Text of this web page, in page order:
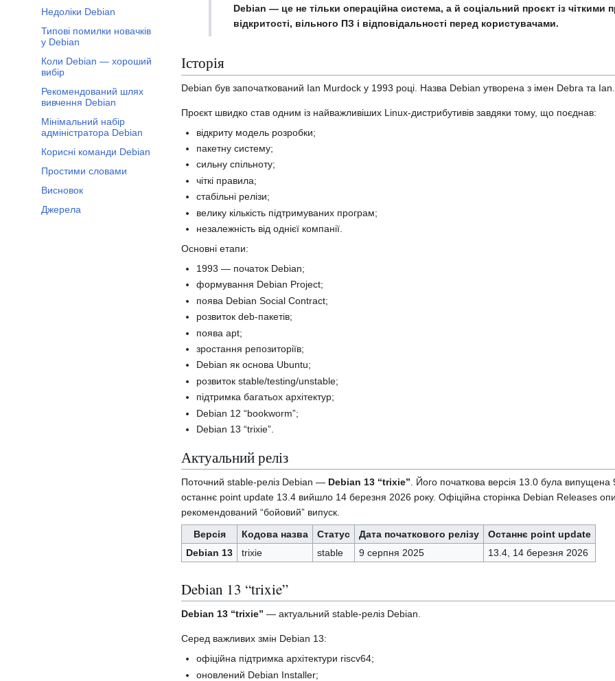
Недоліки Debian
Типові помилки новачків
у Debian
Коли Debian — хороший
вибір
Рекомендований шлях
вивчення Debian
Мінімальний набір
адміністратора Debian
Корисні команди Debian
Простими словами
Висновок
Джерела
Debian — це не тільки операційна система, а й соціальний проєкт із чіткими
відкритості, вільного ПЗ і відповідальності перед користувачами.
Історія
Debian був започаткований Ian Murdock у 1993 році. Назва Debian утворена з імен Debra та Ian.
Проєкт швидко став одним із найважливіших Linux-дистрибутивів завдяки тому, що поєднав:
відкриту модель розробки;
пакетну систему;
сильну спільноту;
чіткі правила;
стабільні релізи;
велику кількість підтримуваних програм;
незалежність від однієї компанії.
Основні етапи:
1993 — початок Debian;
формування Debian Project;
поява Debian Social Contract;
розвиток deb-пакетів;
поява apt;
зростання репозиторіїв;
Debian як основа Ubuntu;
розвиток stable/testing/unstable;
підтримка багатьох архітектур;
Debian 12 “bookworm”;
Debian 13 “trixie”.
Актуальний реліз
Поточний stable-реліз Debian — Debian 13 “trixie”. Його початкова версія 13.0 була
останнє point update 13.4 вийшло 14 березня 2026 року. Офіційна сторінка Debian Releases
рекомендований “бойовий” випуск.
Версія
Кодова назва Статус Дата початкового релізу
Останнє point update
Debian 13
trixie stable 9 серпня 2025 13.4, 14 березня 2026
Debian 13 “trixie”
Debian 13 “trixie” — актуальний stable-реліз Debian.
Серед важливих змін Debian 13:
офіційна підтримка архітектури riscv64;
оновлений Debian Installer;